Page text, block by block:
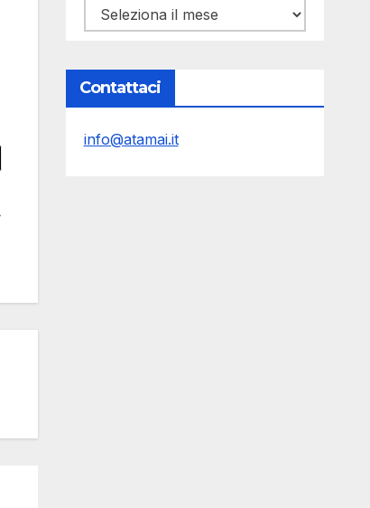
Archivi
Contattaci
info@atamai.it